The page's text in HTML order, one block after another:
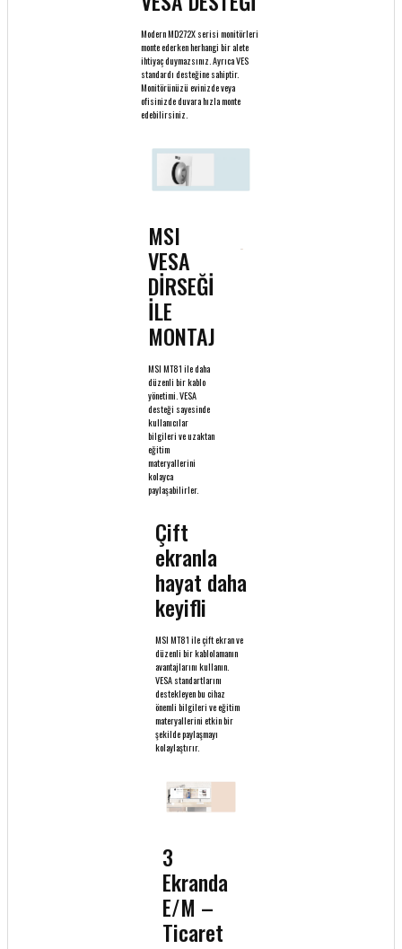
Modern MD272X serisi monitörleri
monte ederken herhangi bir alete
ihtiyaç duymazsınız. Ayrıca VES
standardı desteğine sahiptir.
Monitörünüzü evinizde veya
ofisinizde duvara hızla monte
edebilirsiniz.
MSI
VESA
DİRSEĞİ
İLE
MONTAJ
MSI MT81 ile daha
düzenli bir kablo
yönetimi. VESA
desteği sayesinde
kullanıcılar
bilgileri ve uzaktan
eğitim
materyallerini
kolayca
paylaşabilirler.
Çift
ekranla
hayat daha
keyifli
MSI MT81 ile çift ekran ve
düzenli bir kablolamanın
avantajlarını kullanın.
VESA standartlarını
destekleyen bu cihaz
önemli bilgileri ve eğitim
materyallerini etkin bir
şekilde paylaşmayı
kolaylaştırır.
3
Ekranda
E/M –
Ticaret